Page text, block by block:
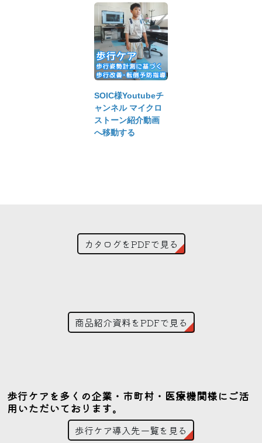
SOIC様Youtubeチ
ャンネル マイクロ
ストーン紹介動画
へ移動する
カタログをPDFで見る
商品紹介資料をPDFで見る
歩行ケアを多くの企業・市町村・医療機関様にご活
用いただいております。
歩行ケア導入先一覧を見る